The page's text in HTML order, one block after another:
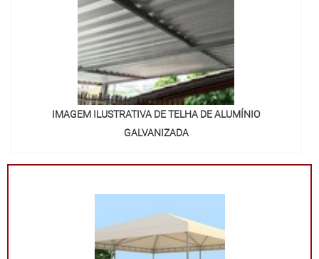
IMAGEM ILUSTRATIVA DE TELHA DE ALUMÍNIO
GALVANIZADA